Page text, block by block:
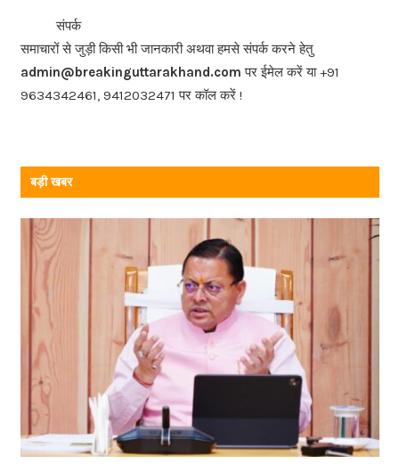
b
o
o
k
संपर्क
समाचारों से जुड़ी किसी भी जानकारी अथवा हमसे संपर्क करने हेतु
admin@breakinguttarakhand.com पर ईमेल करें या +91
9634342461, 9412032471 पर कॉल करें !
बड़ी खबर